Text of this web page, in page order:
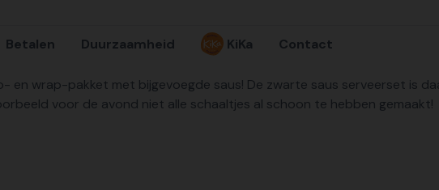
Betalen Duurzaamheid KiKa Contact
wrap-pakket met bijgevoegde saus! De zwarte saus serveerset is
voor de avond niet alle schaaltjes al schoon te hebben gemaakt!